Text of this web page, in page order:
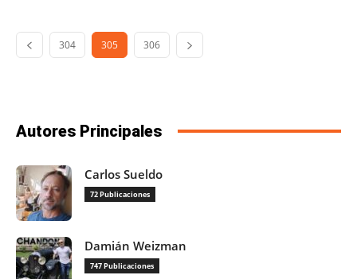
304 305 306
Autores Principales
Carlos Sueldo
72 Publicaciones
Damián Weizman
747 Publicaciones